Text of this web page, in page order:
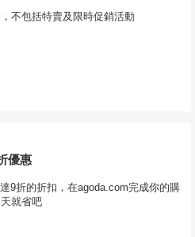
不包括特賣及限時促銷活動
優惠
9折的折扣，在agoda.com完成你的購
就省吧